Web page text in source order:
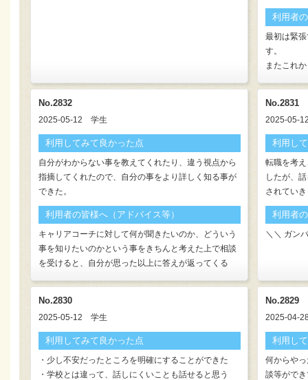
利用者
最初は緊
す。
またこれ
No.2832
2025-05-12 学生
利用してみて良かった点
自分がわからない事を教えてくれたり、違う視点から
指摘してくれたので、自分の事をより詳しく知る事が
できた。
利用者の皆様へ（アドバイス等）
キャリアコーチに対して何が聞きたいのか、どういう
事を知りたいのかという事をきちんと考えた上で相談
を受けると、自分が思った以上に答えが返ってくる
No.2831
2025-05-
利用し
転職を考
したが、
されてい
利用者
＼＼ ガン
No.2830
2025-05-12 学生
利用してみて良かった点
・少し不安だったところを明確にすることができた
・学校とは違って、話しにくいことも話せると思う
No.2829
2025-04-
利用し
何からや
談等がで